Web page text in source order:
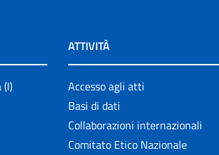
ATTIVITÀ
Accesso agli atti
Basi di dati
Collaborazioni internazionali
Comitato Etico Nazionale